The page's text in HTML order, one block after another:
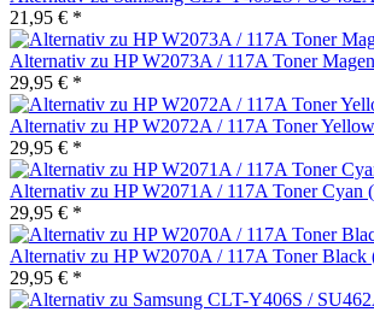
21,95 € *
Alternativ zu HP W2073A / 117A Toner
29,95 € *
Alternativ zu HP W2072A / 117A Toner
29,95 € *
Alternativ zu HP W2071A / 117A Toner Cyan
29,95 € *
Alternativ zu HP W2070A / 117A Toner Black
29,95 € *